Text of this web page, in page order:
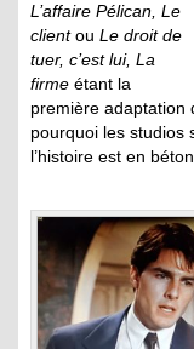
L’affaire Pélican, Le
clientou Le droit de
tuer, c’est lui, La
firme étant la
première adaptation
pourquoi les studios
l’histoire est en